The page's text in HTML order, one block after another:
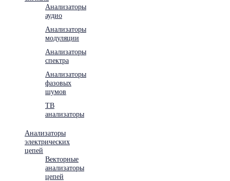
Анализаторы
аудио
Анализаторы
модуляции
Анализаторы
спектра
Анализаторы
фазовых
шумов
ТВ
анализаторы
Анализаторы
электрических
цепей
Векторные
анализаторы
цепей